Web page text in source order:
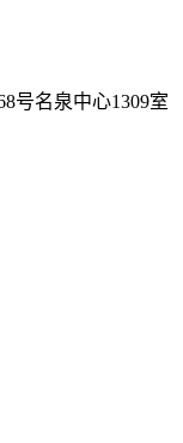
号名泉中心1309室